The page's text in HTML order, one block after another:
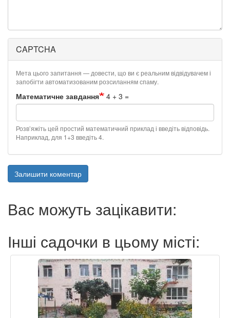
CAPTCHA
Мета цього запитання — довести, що ви є реальним відвідувачем і
запобігти автоматизованим розсиланням спаму.
Математичне завдання 4 + 3 =
Розв’яжіть цей простий математичний приклад і введіть відповідь.
Наприклад, для 1+3 введіть 4.
Залишити коментар
Вас можуть зацікавити:
Інші садочки в цьому місті: